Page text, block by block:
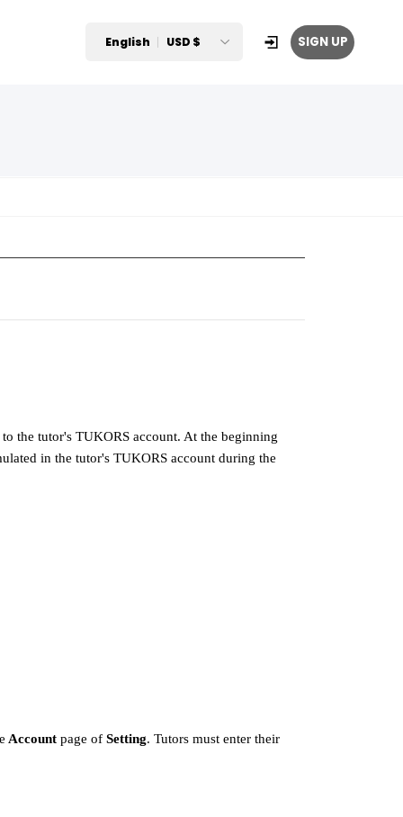
English USD $ SIGN UP
the tutor's TUKORS account. At the beginning
in the tutor's TUKORS account during the
Account page of Setting. Tutors must enter their